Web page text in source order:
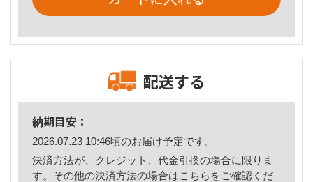
配送する
納期目安：
2026.07.23 10:46頃のお届け予定です。
決済方法が、クレジット、代金引換の場合に限りま
す。その他の決済方法の場合はこちら をご確認くだ